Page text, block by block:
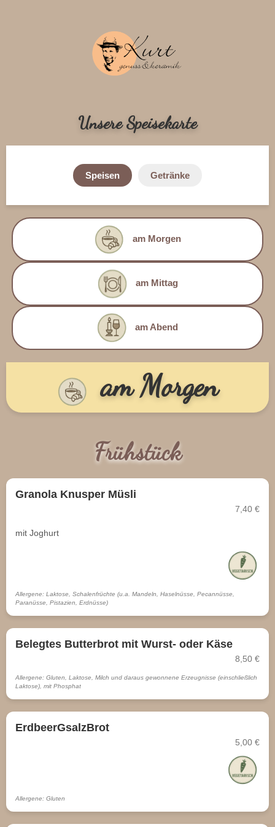
Unsere Speisekarte
Speisen Getränke
am Morgen
am Mittag
am Abend
am Morgen
Frühstück
Granola Knusper Müsli
7,40 €
mit Joghurt
Allergene: Laktose, Schalenfrüchte (u.a. Mandeln, Haselnüsse, Pecannüsse,
Paranüsse, Pistazien, Erdnüsse)
Belegtes Butterbrot mit Wurst- oder Käse
8,50 €
Allergene: Gluten, Laktose, Milch und daraus gewonnene Erzeugnisse (einschließlich
Laktose), mit Phosphat
ErdbeerGsalzBrot
5,00 €
Allergene: Gluten